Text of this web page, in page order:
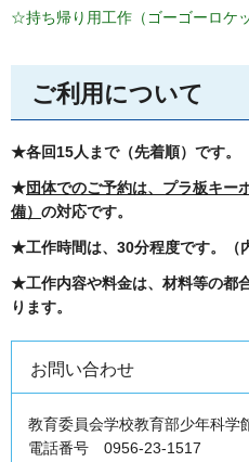
☆持ち帰り用工作（ゴーゴーロケ
ご利用について
★各回15人まで（先着順）です。
★団体でのご予約は、プラ板キー
備） の対応です。
★工作時間は、30分程度です。（
★工作内容や料金は、材料等の都
ります。
お問い合わせ
教育委員会学校教育部少年科学
電話番号 0956-23-1517